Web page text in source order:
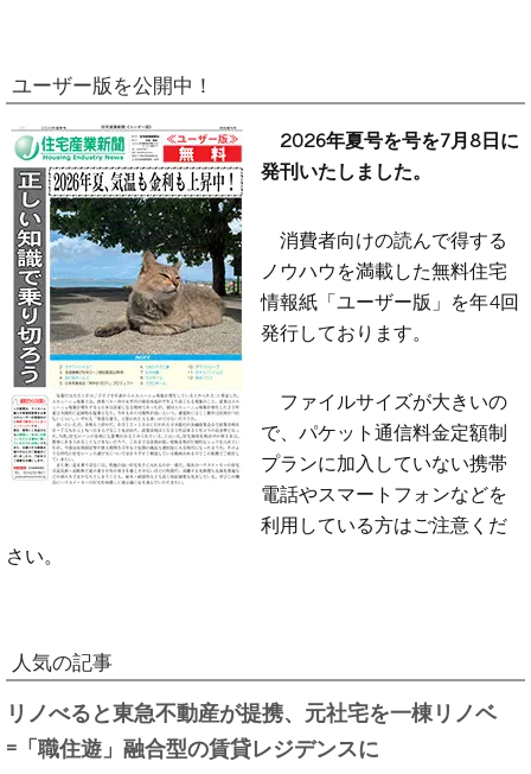
ユーザー版を公開中！
2026年夏号を号を7月8日に
発刊いたしました。
消費者向けの読んで得する
ノウハウを満載した無料住宅
情報紙「ユーザー版」を年4回
発行しております。
ファイルサイズが大きいの
で、パケット通信料金定額制
プランに加入していない携帯
電話やスマートフォンなどを
利用している方はご注意くだ
さい。
人気の記事
リノべると東急不動産が提携、元社宅を一棟リノベ
=「職住遊」融合型の賃貸レジデンスに